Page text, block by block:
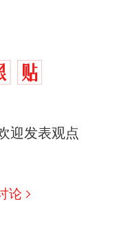
迎发表观点
论